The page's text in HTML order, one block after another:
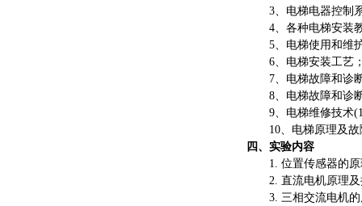
3、电梯电器控制
4、各种电梯安装
5、电梯使用和维
6、电梯安装工艺
7、电梯故障和诊
8、电梯故障和诊
9、电梯维修技术
10、电梯原理及
四、实验内容
1. 位置传感器的
2. 直流电机原理
3. 三相交流电机